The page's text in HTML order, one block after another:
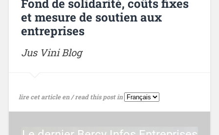
Fond de solidarité, coûts fixes
et mesure de soutien aux
entreprises
Jus Vini Blog
lire cet article en / read this post in